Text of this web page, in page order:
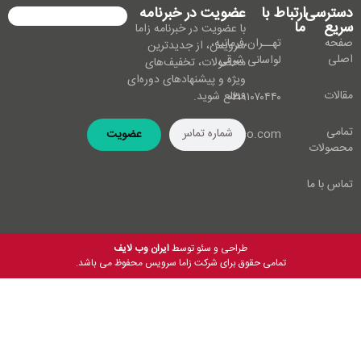
دسترسی
سریع
صفحه
اصلی
مقالات
تمامی
محصولات
تماس با ما
ارتباط با
ما
تهــران،فرمانیه،
لواسانی شرقی
۰۲۱۹۱۰۷۰۴۴۰
info@zamaco.com
عضویت در خبرنامه
با عضویت در خبرنامه زاما
سرویس، از جدیدترین
محصولات، تخفیف‌های
ویژه و پیشنهادهای دوره‌ای
مطلع شوید.
عضویت
طراحی و سئو توسطایران وب لایف
تمامی حقوق برای شرکت زاما سرویس محفوظ می باشد.